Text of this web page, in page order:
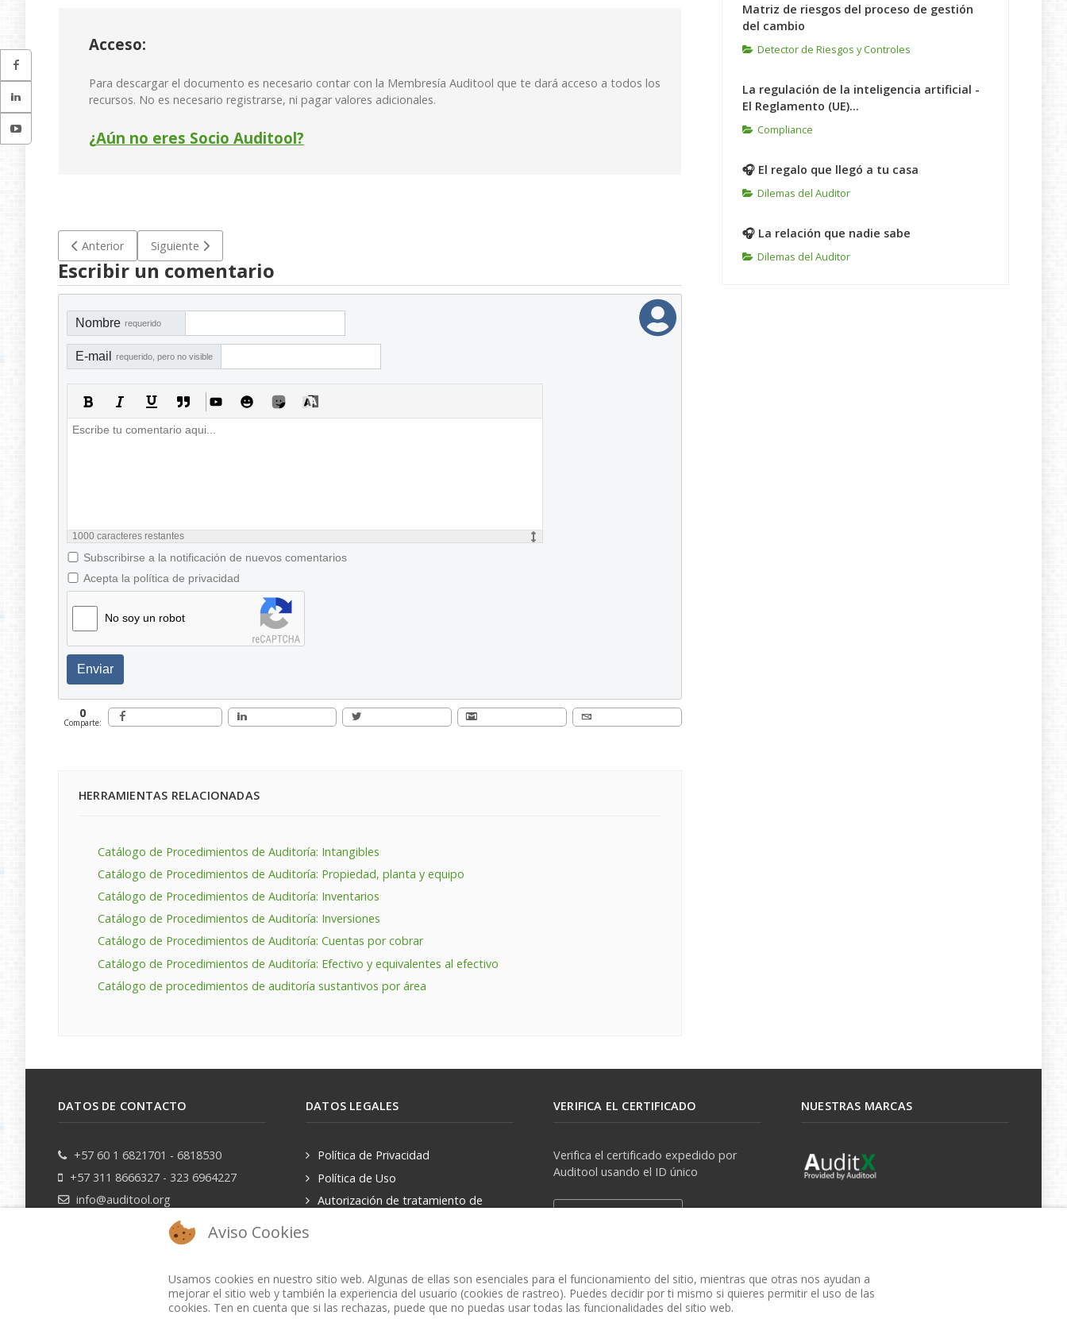
Acceso:
Para descargar el documento es necesario contar con la Membresía Auditool que te dará acceso a todos los
recursos. No es necesario registrarse, ni pagar valores adicionales.
¿Aún no eres Socio Auditool?
Artículo anterior: Catálogo de Procedimientos de Auditoría: Impuesto de renta y complementarios
Anterior Artículo siguiente: Catálogo de Procedimientos de Auditoría: Ingresos no operacionales
Siguiente
Escribir un comentario
Nombre requerido
E-mail requerido, pero no visible
1000 caracteres restantes
Subscribirse a la notificación de nuevos comentarios
Acepta la política de privacidad
No soy un robot
Enviar
0
Comparte:
HERRAMIENTAS RELACIONADAS
Catálogo de Procedimientos de Auditoría: Intangibles
Catálogo de Procedimientos de Auditoría: Propiedad, planta y equipo
Catálogo de Procedimientos de Auditoría: Inventarios
Catálogo de Procedimientos de Auditoría: Inversiones
Catálogo de Procedimientos de Auditoría: Cuentas por cobrar
Catálogo de Procedimientos de Auditoría: Efectivo y equivalentes al efectivo
Catálogo de procedimientos de auditoría sustantivos por área
Matriz de riesgos del proceso de gestión
del cambio
Detector de Riesgos y Controles
La regulación de la inteligencia artificial -
El Reglamento (UE)...
Compliance
🎧 El regalo que llegó a tu casa
Dilemas del Auditor
🎧 La relación que nadie sabe
Dilemas del Auditor
DATOS DE CONTACTO
+57 60 1 6821701 - 6818530
+57 311 8666327 - 323 6964227
info@auditool.org
Bogotá, Colombia
DATOS LEGALES
Política de Privacidad
Política de Uso
Autorización de tratamiento de
VERIFICA EL CERTIFICADO
Verifica el certificado expedido por
Auditool usando el ID único
NUESTRAS MARCAS
Aviso Cookies
Usamos cookies en nuestro sitio web. Algunas de ellas son esenciales para el funcionamiento del sitio, mientras que otras nos ayudan a
mejorar el sitio web y también la experiencia del usuario (cookies de rastreo). Puedes decidir por ti mismo si quieres permitir el uso de las
cookies. Ten en cuenta que si las rechazas, puede que no puedas usar todas las funcionalidades del sitio web.